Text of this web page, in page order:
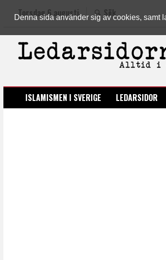
Denna sida använder sig av cookies, samt
Torsdag 6 augusti Sök
LEDARSIDORNA.SE
ISLAMISMEN I SVERIGE LEDARSIDOR